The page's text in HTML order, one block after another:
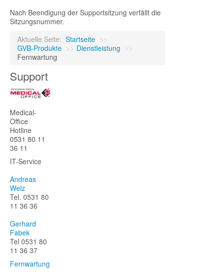
Nach Beendigung der Supportsitzung verfällt die
Sitzungsnummer.
Aktuelle Seite: Startseite >>
GVB-Produkte >> Dienstleistung >>
Fernwartung
Support
Medical-
Office
Hotline
0531 80 11
36 11
IT-Service
Andreas
Welz
Tel. 0531 80
11 36 36
Gerhard
Fabek
Tel 0531 80
11 36 37
Fernwartung